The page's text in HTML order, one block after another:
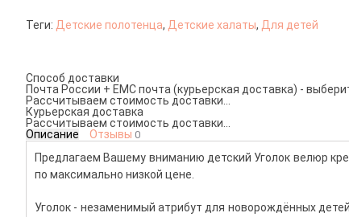
Теги: Детские полотенца, Детские халаты, Для детей
Способ доставки
Почта России + ЕМС почта (курьерская доставка) -
Рассчитываем стоимость доставки...
Курьерская доставка
Рассчитываем стоимость доставки...
Описание
Отзывы 0
Предлагаем Вашему вниманию детский Уголок велюр
по максимально низкой цене.
Уголок - незаменимый атрибут для новорождённых